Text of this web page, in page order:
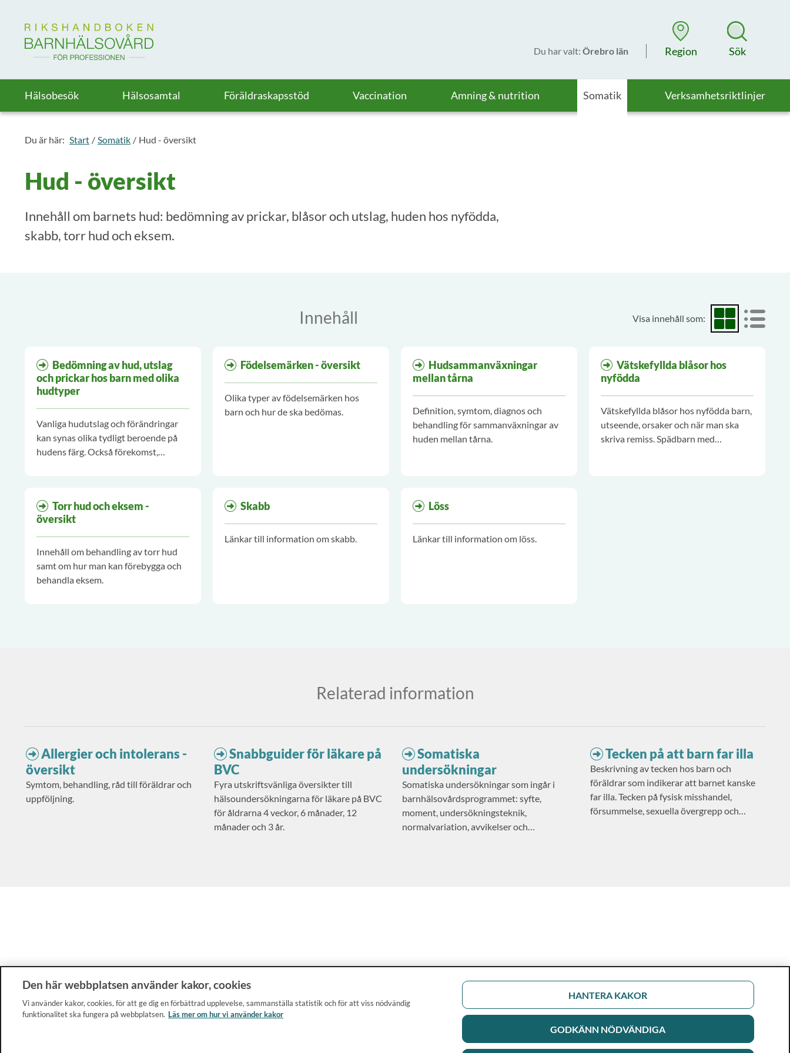
Till startsidan för Rikshandboken i barnhälsovård
Du har valt: Örebro län Region Sök
Hälsobesök Hälsosamtal Föräldraskapsstöd Vaccination Amning & nutrition Somatik Verksamhetsriktlinjer
Du är här: Start Somatik Hud - översikt
Hud - översikt
Innehåll om barnets hud: bedömning av prickar, blåsor och utslag, huden hos nyfödda,
skabb, torr hud och eksem.
Innehåll Visa innehåll som: Visa som rutnät
Visa
Bedömning av hud, utslag
och prickar hos barn med olika
hudtyper
Vanliga hudutslag och förändringar
kan synas olika tydligt beroende på
hudens färg. Också förekomst,
bedömning.
Födelsemärken - översikt
Olika typer av födelsemärken hos
barn och hur de ska bedömas.
Hudsammanväxningar
mellan tårna
Definition, symtom, diagnos och
behandling för sammanväxningar av
huden mellan tårna.
Vätskefyllda blåsor hos
nyfödda
Vätskefyllda blåsor hos nyfödda barn,
utseende, orsaker och när man ska
skriva remiss. Spädbarn med
Torr hud och eksem -
översikt
Innehåll om behandling av torr hud
samt om hur man kan förebygga och
behandla eksem.
Skabb
Länkar till information om skabb.
Löss
Länkar till information om löss.
Relaterad information
Allergier och intolerans -
översikt
Symtom, behandling, råd till föräldrar och
uppföljning.
Snabbguider för läkare på
BVC
Fyra utskriftsvänliga översikter till
hälsoundersökningarna för läkare på BVC
för åldrarna 4 veckor, 6 månader, 12
månader och 3 år.
Somatiska
undersökningar
Somatiska undersökningar som ingår i
barnhälsovårdsprogrammet: syfte,
moment, undersökningsteknik,
normalvariation, avvikelser och
Tecken på att barn far illa
Beskrivning av tecken hos barn och
föräldrar som indikerar att barnet kanske
far illa. Tecken på fysisk misshandel,
försummelse, sexuella övergrepp och
Den här webbplatsen använder kakor, cookies
Vi använder kakor, cookies, för att ge dig en förbättrad upplevelse, sammanställa statistik och för att viss nödvändig
funktionalitet ska fungera på webbplatsen. Läs mer om hur vi använder kakor
HANTERA KAKOR
GODKÄNN NÖDVÄNDIGA